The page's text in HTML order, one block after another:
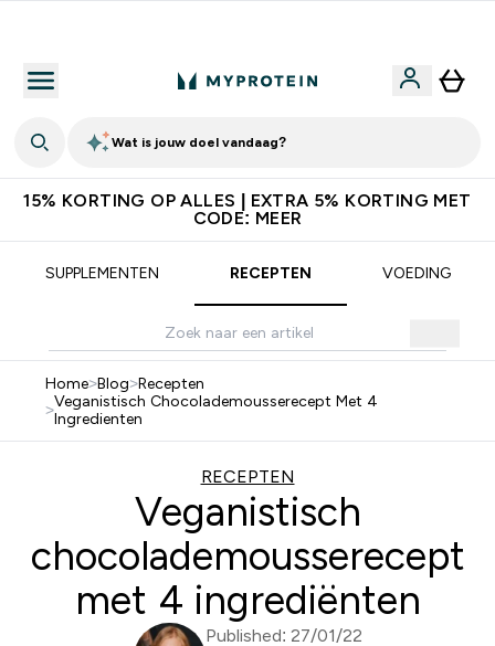
Wat is jouw doel vandaag?
15% KORTING OP ALLES | EXTRA 5% KORTING MET
CODE: MEER
SUPPLEMENTEN RECEPTEN VOEDING
Home>Blog>Recepten
>Veganistisch Chocolademousserecept Met 4
Ingredienten
RECEPTEN
Veganistisch
chocolademousserecept
met 4 ingrediënten
Published: 27/01/22